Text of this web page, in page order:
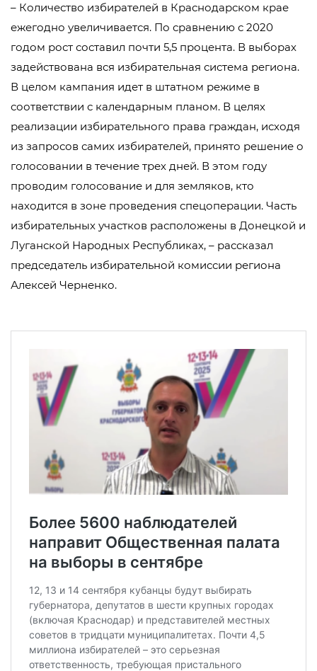
– Количество избирателей в Краснодарском крае
ежегодно увеличивается. По сравнению с 2020
годом рост составил почти 5,5 процента. В выборах
задействована вся избирательная система региона.
В целом кампания идет в штатном режиме в
соответствии с календарным планом. В целях
реализации избирательного права граждан, исходя
из запросов самих избирателей, принято решение о
голосовании в течение трех дней. В этом году
проводим голосование и для земляков, кто
находится в зоне проведения спецоперации. Часть
избирательных участков расположены в Донецкой и
Луганской Народных Республиках, – рассказал
председатель избирательной комиссии региона
Алексей Черненко.